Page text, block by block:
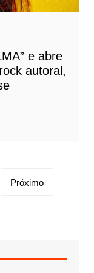
e abre
autoral,
Próximo